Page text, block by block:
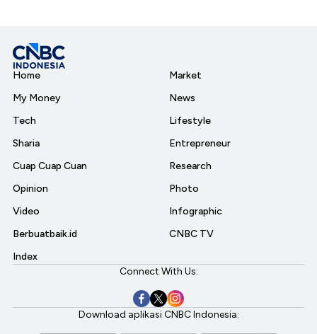
Home
My Money
Tech
Sharia
Cuap Cuap Cuan
Opinion
Video
Berbuatbaik.id
Index
Market
News
Lifestyle
Entrepreneur
Research
Photo
Infographic
CNBC TV
Connect With Us:
Download aplikasi CNBC Indonesia: